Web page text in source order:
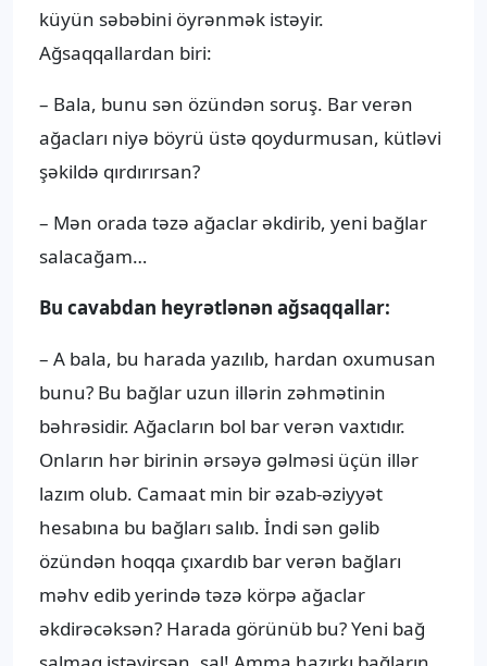
küyün səbəbini öyrənmək istəyir.
Ağsaqqallardan biri:
– Bala, bunu sən özündən soruş. Bar verən
ağacları niyə böyrü üstə qoydurmusan, kütləvi
şəkildə qırdırırsan?
– Mən orada təzə ağaclar əkdirib, yeni bağlar
salacağam…
Bu cavabdan heyrətlənən ağsaqqallar:
– A bala, bu harada yazılıb, hardan oxumusan
bunu? Bu bağlar uzun illərin zəhmətinin
bəhrəsidir. Ağacların bol bar verən vaxtıdır.
Onların hər birinin ərsəyə gəlməsi üçün illər
lazım olub. Camaat min bir əzab-əziyyət
hesabına bu bağları salıb. İndi sən gəlib
özündən hoqqa çıxardıb bar verən bağları
məhv edib yerində təzə körpə ağaclar
əkdirəcəksən? Harada görünüb bu? Yeni bağ